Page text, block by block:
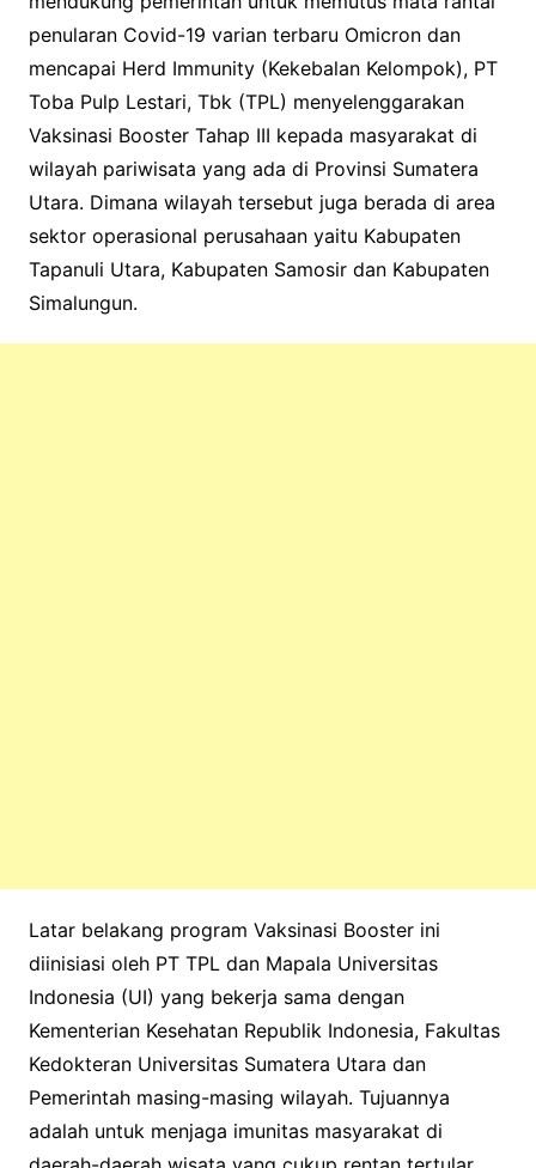
penularan Covid-19 varian terbaru Omicron dan
mencapai Herd Immunity (Kekebalan Kelompok), PT
Toba Pulp Lestari, Tbk (TPL) menyelenggarakan
Vaksinasi Booster Tahap III kepada masyarakat di
wilayah pariwisata yang ada di Provinsi Sumatera
Utara. Dimana wilayah tersebut juga berada di area
sektor operasional perusahaan yaitu Kabupaten
Tapanuli Utara, Kabupaten Samosir dan Kabupaten
Simalungun.
Latar belakang program Vaksinasi Booster ini
diinisiasi oleh PT TPL dan Mapala Universitas
Indonesia (UI) yang bekerja sama dengan
Kementerian Kesehatan Republik Indonesia, Fakultas
Kedokteran Universitas Sumatera Utara dan
Pemerintah masing-masing wilayah. Tujuannya
adalah untuk menjaga imunitas masyarakat di